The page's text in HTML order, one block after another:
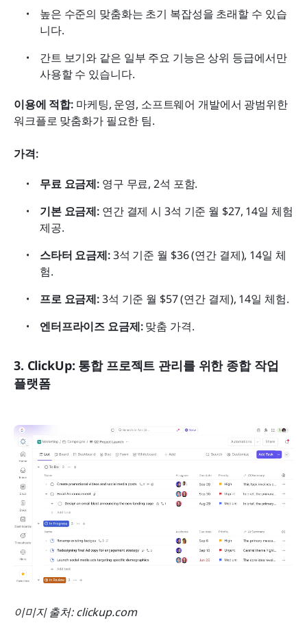
높은 수준의 맞춤화는 초기 복잡성을 초래할 수 있습
니다.
간트 보기와 같은 일부 주요 기능은 상위 등급에서만
사용할 수 있습니다.
이용에 적합: 마케팅, 운영, 소프트웨어 개발에서 광범위한
워크플로 맞춤화가 필요한 팀.
가격:
무료 요금제: 영구 무료, 2석 포함.
기본 요금제: 연간 결제 시 3석 기준 월 $27, 14일 체험
제공.
스타터 요금제: 3석 기준 월 $36 (연간 결제), 14일 체
험.
프로 요금제: 3석 기준 월 $57 (연간 결제), 14일 체험.
엔터프라이즈 요금제: 맞춤 가격.
3. ClickUp: 통합 프로젝트 관리를 위한 종합 작업
플랫폼
이미지 출처: clickup.com